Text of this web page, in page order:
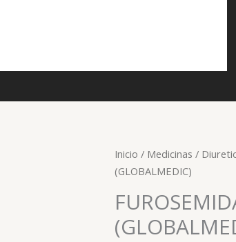
Inicio / Medicinas /
(GLOBALMEDIC)